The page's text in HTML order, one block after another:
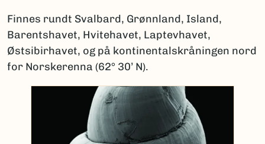
Finnes rundt Svalbard, Grønnland, Island,
Barentshavet, Hvitehavet, Laptevhavet,
Østsibirhavet, og på kontinentalskråningen nord
for Norskerenna (62° 30’ N).